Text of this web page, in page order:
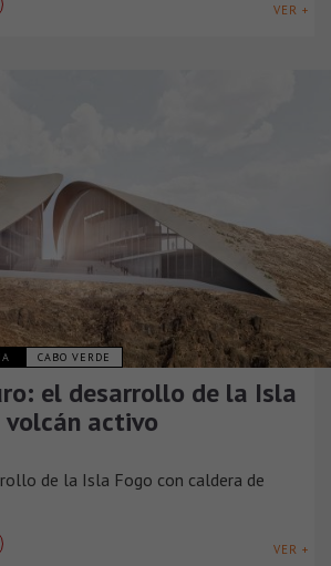
VER +
CABO VERDE
el desarrollo de la Isla
volcán activo
de la Isla Fogo con caldera de
VER +